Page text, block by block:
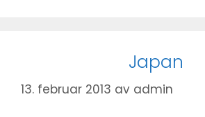
Japan
13. februar 2013 av admin